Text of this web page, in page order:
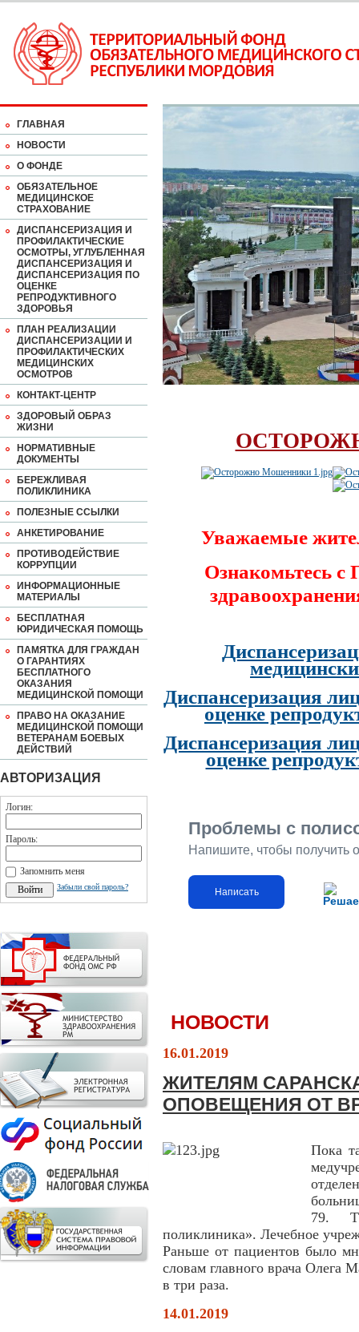
ГЛАВНАЯ
НОВОСТИ
О ФОНДЕ
ОБЯЗАТЕЛЬНОЕ
МЕДИЦИНСКОЕ
СТРАХОВАНИЕ
ДИСПАНСЕРИЗАЦИЯ И
ПРОФИЛАКТИЧЕСКИЕ
ОСМОТРЫ, УГЛУБЛЕННАЯ
ДИСПАНСЕРИЗАЦИЯ И
ДИСПАНСЕРИЗАЦИЯ ПО
ОЦЕНКЕ
РЕПРОДУКТИВНОГО
ЗДОРОВЬЯ
ПЛАН РЕАЛИЗАЦИИ
ДИСПАНСЕРИЗАЦИИ И
ПРОФИЛАКТИЧЕСКИХ
МЕДИЦИНСКИХ
ОСМОТРОВ
КОНТАКТ-ЦЕНТР
ЗДОРОВЫЙ ОБРАЗ
ЖИЗНИ
НОРМАТИВНЫЕ
ДОКУМЕНТЫ
БЕРЕЖЛИВАЯ
ПОЛИКЛИНИКА
ПОЛЕЗНЫЕ ССЫЛКИ
АНКЕТИРОВАНИЕ
ПРОТИВОДЕЙСТВИЕ
КОРРУПЦИИ
ИНФОРМАЦИОННЫЕ
МАТЕРИАЛЫ
БЕСПЛАТНАЯ
ЮРИДИЧЕСКАЯ ПОМОЩЬ
ПАМЯТКА ДЛЯ ГРАЖДАН
О ГАРАНТИЯХ
БЕСПЛАТНОГО
ОКАЗАНИЯ
МЕДИЦИНСКОЙ ПОМОЩИ
ПРАВО НА ОКАЗАНИЕ
МЕДИЦИНСКОЙ ПОМОЩИ
ВЕТЕРАНАМ БОЕВЫХ
ДЕЙСТВИЙ
АВТОРИЗАЦИЯ
Логин:
Пароль:
Запомнить меня
Забыли свой пароль?
Уважаемые
Ознакомьтесь
Диспансеризация
оценке
Диспансеризация
оценке
Проблемы с
Напишите, чтобы получить
Написать
НОВОСТИ
16.01.2019
ЖИТЕЛЯМ
ОПОВЕЩЕНИЯ ОТ
Пока
79.
поликлиника». Лечебное
Раньше от пациентов было
словам главного врача Олега
в три раза.
14.01.2019